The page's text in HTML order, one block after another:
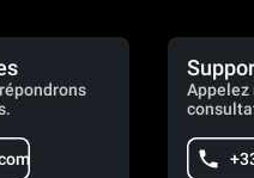
Appelez